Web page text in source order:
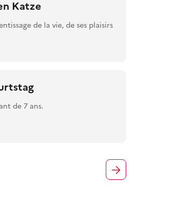
Katze
de la vie, de ses plaisirs
de 7 ans.